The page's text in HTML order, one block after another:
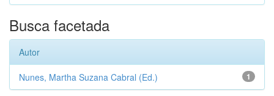
Busca facetada
Autor
1
Nunes, Martha Suzana Cabral (Ed.)